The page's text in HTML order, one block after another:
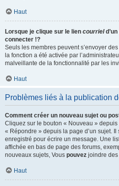
Haut
Lorsque je clique sur le lien courriel
connecter !?
Seuls les membres peuvent s’envoyer
la fonction a été activée par
malveillante de la fonctionnalité par les
Haut
Problèmes liés à la publication
Comment créer un nouveau sujet ou
Cliquez sur le bouton « Nouveau » depuis
« Répondre » depuis la page d’un sujet.
enregistré pour écrire un message. Une
affichée en bas de page des forums,
nouveaux sujets, Vous pouvez joindre des
Haut